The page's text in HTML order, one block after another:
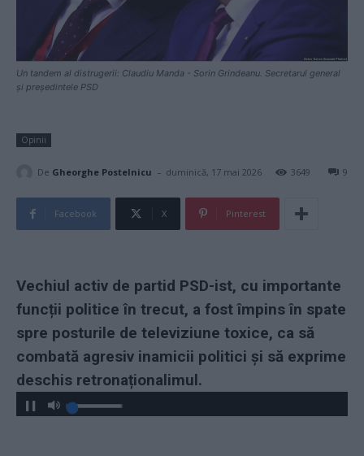
Un tandem al distrugerii: Claudiu Manda - Sorin Grindeanu. Secretarul general
și președintele PSD
Opinii
De Gheorghe Postelnicu - duminică, 17 mai 2026 9
3649
Facebook X Pinterest
Vechiul activ de partid PSD-ist, cu importante
funcții politice în trecut, a fost împins în spate
spre posturile de televiziune toxice, ca să
combată agresiv inamicii politici și să exprime
deschis retronaționalimul.